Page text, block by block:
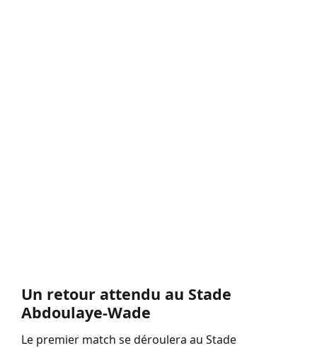
Un retour attendu au Stade
Abdoulaye-Wade
Le premier match se déroulera au Stade